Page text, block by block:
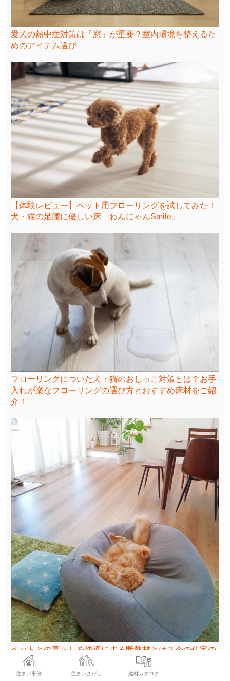
愛犬の熱中症対策は「窓」が重要？室内環境を整えるた
めのアイテム選び
【体験レビュー】ペット用フローリングを試してみた！
犬・猫の足腰に優しい床「わんにゃんSmile」
フローリングについた犬・猫のおしっこ対策とは？お手
入れが楽なフローリングの選び方とおすすめ床材をご紹
介！
ペットとの暮らしを快適にする断熱材とは？今の住宅の
断熱性を高めるメリットと省エネリノベーション
住まい事例 住まいさがし 建材カタログ